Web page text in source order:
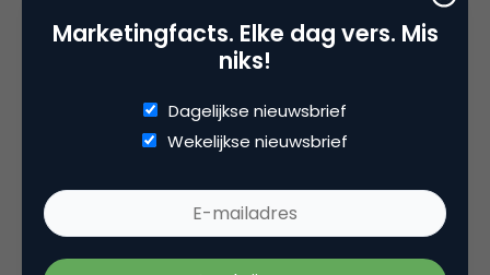
innovatie wordt het meest genoemd, gevolgd door
marketing automation, contentmarketing en een
marketing en neuro & gedrag. Ziedaar dus ook de
terreinen waarop in 2021 nieuwe of extra
ontwikkeld. Voor Marketingfacts en het
aanstaande Marketingfacts Jaarboek geldt ook
dat we daar ook onze focus leggen, al moet ik
Marketingfacts. Elke dag vers. Mis
niks!
Dagelijkse nieuwsbrief
Wekelijkse nieuwsbrief